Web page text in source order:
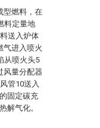
型燃料，在
料定量地
送入炉体
气进入喷火
从喷火头5
风量分配器
管10送入
固定碳充
解气化。